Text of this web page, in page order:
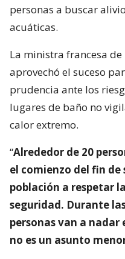
personas a buscar
acuáticas.
La ministra francesa de
aprovechó el suceso
prudencia ante los
lugares de baño no
calor extremo.
“Alrededor de 20
el comienzo del fin
población a respetar
seguridad. Durante
personas van a nadar
no es un asunto